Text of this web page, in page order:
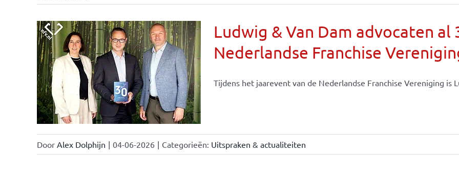
Ludwig & Van Dam advocaten al
Nederlandse Franchise
Tijdens het jaarevent van de Nederlandse Franchise Vereniging is
Door Alex Dolphijn | 04-06-2026 | Categorieën: Uitspraken & actualiteiten